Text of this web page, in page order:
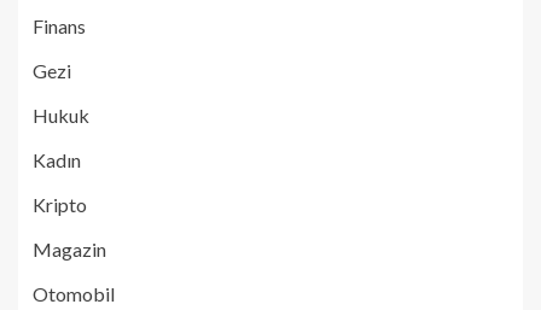
Finans
Gezi
Hukuk
Kadın
Kripto
Magazin
Otomobil